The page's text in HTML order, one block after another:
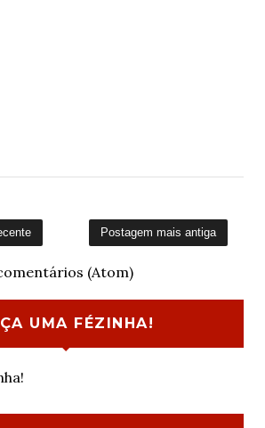
Postagem mais antiga
(Atom)
UMA FÉZINHA!